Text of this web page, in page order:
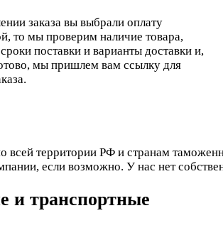
заказа вы выбрали оплату
то мы проверим наличие товара,
поставки и варианты доставки и,
мы пришлем вам ссылку для
всей территории РФ и странам
если возможно. У нас нет
и транспортные